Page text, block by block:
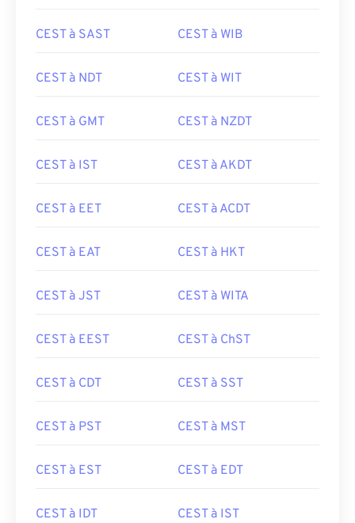
CEST à SAST CEST à WIB
CEST à NDT CEST à WIT
CEST à GMT CEST à NZDT
CEST à IST CEST à AKDT
CEST à EET CEST à ACDT
CEST à EAT CEST à HKT
CEST à JST CEST à WITA
CEST à EEST CEST à ChST
CEST à CDT CEST à SST
CEST à PST CEST à MST
CEST à EST CEST à EDT
CEST à IDT CEST à IST